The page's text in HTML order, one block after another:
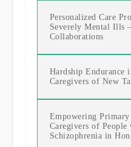
Personalized Care
Severely Mental Ills
Collaborations
Hardship Endurance
Caregivers of New
Empowering
Caregivers of People
Schizophrenia in